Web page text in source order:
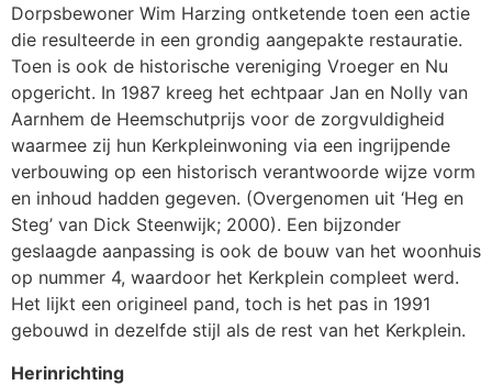
Dorpsbewoner Wim Harzing ontketende toen een actie
die resulteerde in een grondig aangepakte restauratie.
Toen is ook de historische vereniging Vroeger en Nu
opgericht. In 1987 kreeg het echtpaar Jan en Nolly van
Aarnhem de Heemschutprijs voor de zorgvuldigheid
waarmee zij hun Kerkpleinwoning via een ingrijpende
verbouwing op een historisch verantwoorde wijze vorm
en inhoud hadden gegeven. (Overgenomen uit ‘Heg en
Steg’ van Dick Steenwijk; 2000). Een bijzonder
geslaagde aanpassing is ook de bouw van het woonhuis
op nummer 4, waardoor het Kerkplein compleet werd.
Het lijkt een origineel pand, toch is het pas in 1991
gebouwd in dezelfde stijl als de rest van het Kerkplein.
Herinrichting